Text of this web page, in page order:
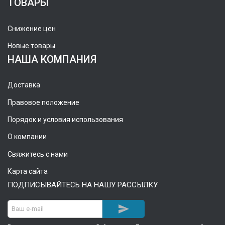
ТОВАРЫ
Снижение цен
Новые товары
НАША КОМПАНИЯ
Доставка
Правовое положение
Порядок и условия использования
О компании
Свяжитесь с нами
Карта сайта
ПОДПИСЫВАЙТЕСЬ НА НАШУ РАССЫЛКУ
